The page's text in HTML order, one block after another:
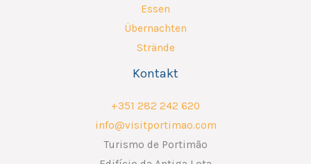
Essen
Übernachten
Strände
Kontakt
+351 282 242 620
info@visitportimao.com
Turismo de Portimão